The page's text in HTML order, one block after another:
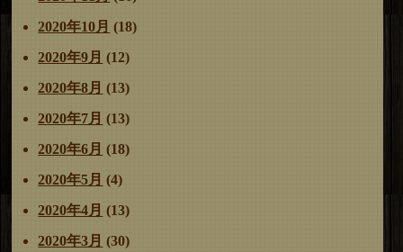
2020年10月 (18)
2020年9月 (12)
2020年8月 (13)
2020年7月 (13)
2020年6月 (18)
2020年5月 (4)
2020年4月 (13)
2020年3月 (30)